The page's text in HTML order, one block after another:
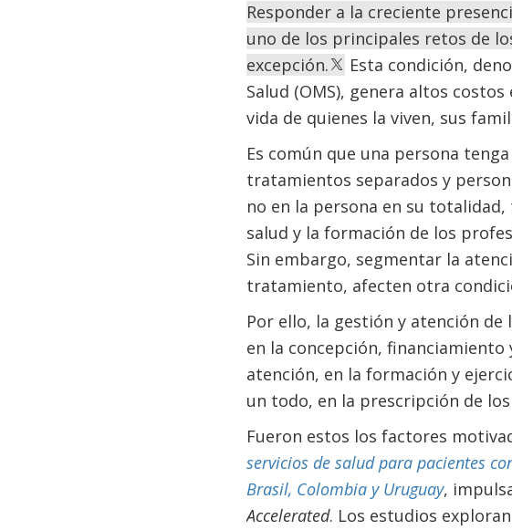
Responder a la creciente
uno de los principales retos de
excepción.
Esta condición,
Salud (OMS), genera altos
vida de quienes la viven, sus
Es común que una persona
tratamientos separados y
no en la persona en su
salud y la formación de los
Sin embargo, segmentar la
tratamiento, afecten otra
Por ello, la gestión y atención
en la concepción,
atención, en la formación y
un todo, en la prescripción de
Fueron estos los factores
servicios de salud para pacientes
Brasil, Colombia y Uruguay,
Accelerated. Los estudios